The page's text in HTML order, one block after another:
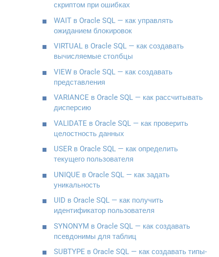
скриптом при ошибках
WAIT в Oracle SQL — как управлять
ожиданием блокировок
VIRTUAL в Oracle SQL — как создавать
вычисляемые столбцы
VIEW в Oracle SQL — как создавать
представления
VARIANCE в Oracle SQL — как рассчитывать
дисперсию
VALIDATE в Oracle SQL — как проверить
целостность данных
USER в Oracle SQL — как определить
текущего пользователя
UNIQUE в Oracle SQL — как задать
уникальность
UID в Oracle SQL — как получить
идентификатор пользователя
SYNONYM в Oracle SQL — как создавать
псевдонимы для таблиц
SUBTYPE в Oracle SQL — как создавать типы-